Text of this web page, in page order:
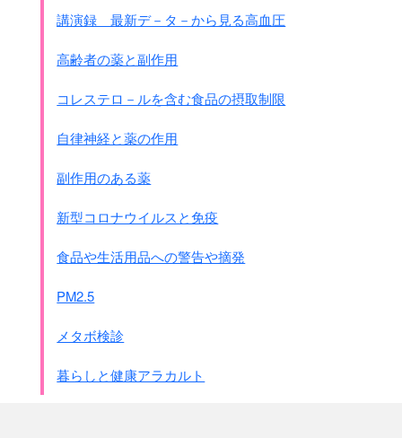
草の根を分けても捜し出し、
意気込んで配置に付いた。
それぞれ複雑な支那家屋を
片っ端から引っ張り出して
道路へ垂れ下がっている
大西伍長、井本伍長をはじめ
木の枝や電線で力まかせにしばき付けながら、
苦労しているんだエイ｣ピシャン・・・・・
しばく、たたく、思い思いの気晴らしをやった。
ちょっと多すぎて始末に困った。・・・・
夕闇せまるころ、600人近くの敗残兵の
講演録 最新デ－タ－から見る高血圧
高齢者の薬と副作用
コレステロ－ルを含む食品の摂取制限
自律神経と薬の作用
副作用のある薬
新型コロナウイルスと免疫
食品や生活用品への警告や摘発
PM2.5
メタボ検診
暮らしと健康アラカルト